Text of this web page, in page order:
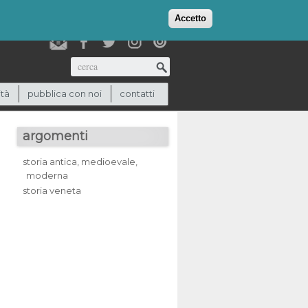
Accetto
(0)
Cerca
pubblica con noi contatti
argomenti
storia antica, medioevale,
moderna
storia veneta